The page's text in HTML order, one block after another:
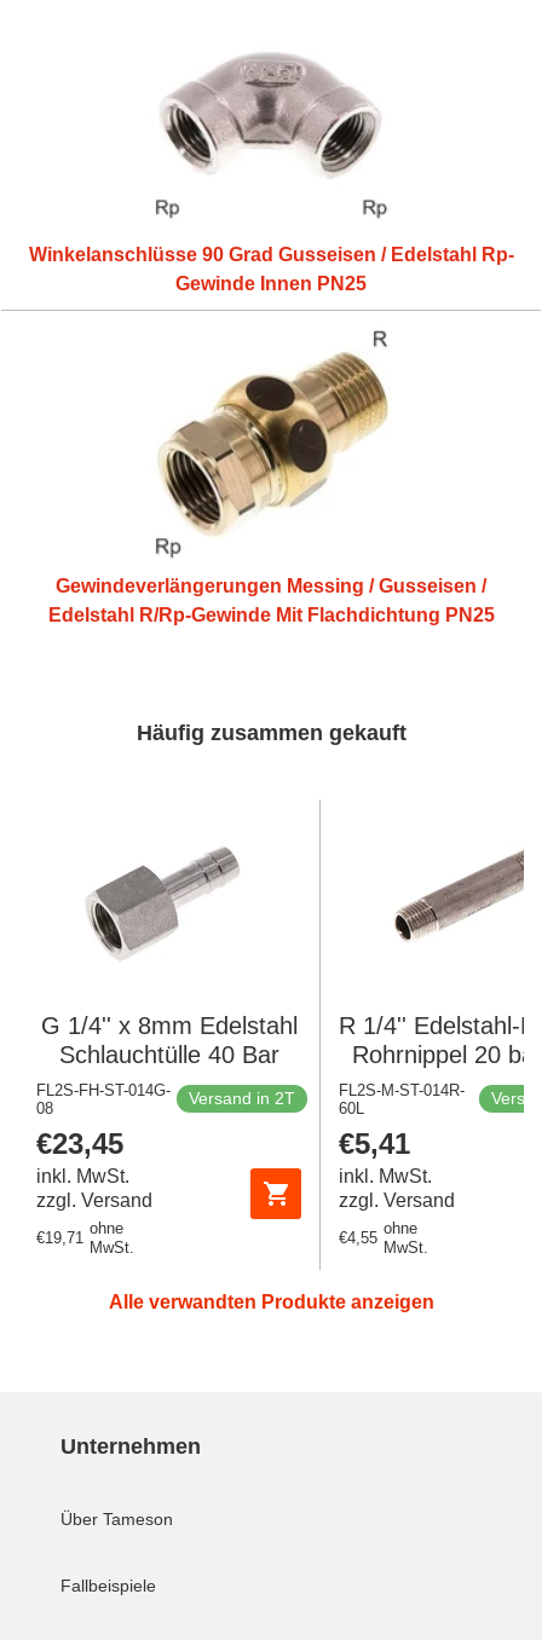
Winkelanschlüsse 90 Grad Gusseisen / Edelstahl Rp-
Gewinde Innen PN25
Gewindeverlängerungen Messing / Gusseisen /
Edelstahl R/Rp-Gewinde Mit Flachdichtung PN25
Häufig zusammen gekauft
G 1/4'' x 8mm Edelstahl
Schlauchtülle 40 Bar
FL2S-FH-ST-014G-
08
Versand in 2T
Regulärer
Preis
€23,45
inkl. MwSt.
zzgl. Versand
Regulärer
€19,71
ohne
MwSt.
R 1/4'' Edelstahl-
Rohrnippel 20
2982 - 60mm
FL2S-M-ST-014R-
60L
Regulärer
Preis
€5,41
inkl. MwSt.
zzgl. Versand
Regulärer
€4,55
ohne
MwSt.
Alle verwandten Produkte anzeigen
Unternehmen
Über Tameson
Fallbeispiele